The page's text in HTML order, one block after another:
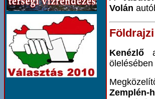
Volán
Kenézlő
Zemplén-